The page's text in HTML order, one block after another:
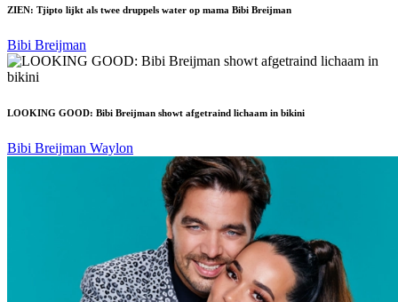
ZIEN: Tjipto lijkt als twee druppels water op mama Bibi Breijman
Bibi Breijman
LOOKING GOOD: Bibi Breijman showt afgetraind lichaam in bikini
Bibi Breijman Waylon